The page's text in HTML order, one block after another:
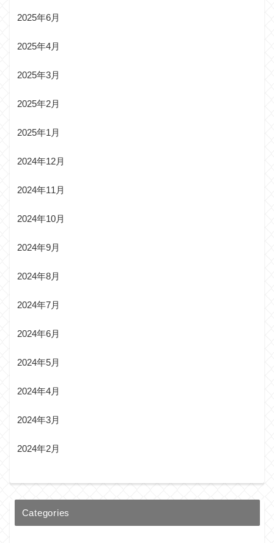
2025年6月
2025年4月
2025年3月
2025年2月
2025年1月
2024年12月
2024年11月
2024年10月
2024年9月
2024年8月
2024年7月
2024年6月
2024年5月
2024年4月
2024年3月
2024年2月
Categories